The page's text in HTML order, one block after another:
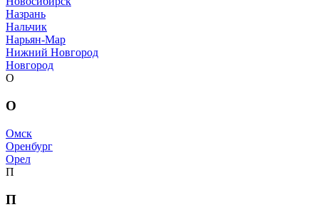
Назрань
Нальчик
Нарьян-Мар
Нижний Новгород
Новгород
О
О
Омск
Оренбург
Орел
П
П